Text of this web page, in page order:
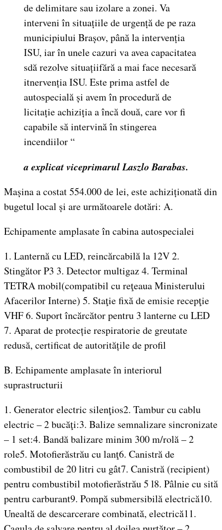
de delimitare sau izolare a zonei. Va
interveni în situațiile de urgență de pe raza
municipiului Brașov, până la intervenția
ISU, iar în unele cazuri va avea capacitatea
sdă rezolve situațiifără a mai face necesară
itnervenția ISU. Este prima astfel de
autospecială și avem în procedură de
licitație achiziția a încă două, care vor fi
capabile să intervină în stingerea
incendiilor “
a explicat viceprimarul Laszlo Barabas.
Mașina a costat 554.000 de lei, este achiziționată din
bugetul local și are următoarele dotări: A.
Echipamente amplasate în cabina autospecialei
1. Lanternă cu LED, reincărcabilă la 12V 2.
Stingător P3 3. Detector multigaz 4. Terminal
TETRA mobil(compatibil cu reţeaua Ministerului
Afacerilor Interne) 5. Staţie fixă de emisie recepţie
VHF 6. Suport încărcător pentru 3 lanterne cu LED
7. Aparat de protecție respiratorie de greutate
redusă, certificat de autoritățile de profil
B. Echipamente amplasate în interiorul
suprastructurii
1. Generator electric silenţios2. Tambur cu cablu
electric – 2 bucăţi:3. Balize semnalizare sincronizate
– 1 set:4. Bandă balizare minim 300 m/rolă – 2
role5. Motofierăstrău cu lanţ6. Canistră de
combustibil de 20 litri cu gât7. Canistră (recipient)
pentru combustibil motofierăstrău 5 l8. Pâlnie cu sită
pentru carburant9. Pompă submersibilă electrică10.
Unealtă de descarcerare combinată, electrică11.